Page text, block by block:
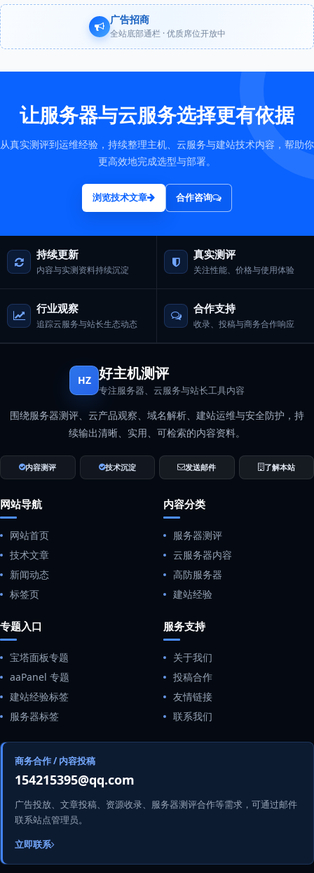
广告招商
全站底部通栏 · 优质席位开放中
让服务器与云服务选择更有依据
从真实测评到运维经验，持续整理主机、云服务与建站技术内容，帮助你
更高效地完成选型与部署。
浏览技术文章 合作咨询
持续更新
内容与实测资料持续沉淀
真实测评
关注性能、价格与使用体验
行业观察
追踪云服务与站长生态动态
合作支持
收录、投稿与商务合作响应
HZ 好主机测评
专注服务器、云服务与站长工具内容
围绕服务器测评、云产品观察、域名解析、建站运维与安全防护，持
续输出清晰、实用、可检索的内容资料。
内容测评 技术沉淀 发送邮件 了解本站
网站导航
网站首页
技术文章
新闻动态
标签页
内容分类
服务器测评
云服务器内容
高防服务器
建站经验
专题入口
宝塔面板专题
aaPanel 专题
建站经验标签
服务器标签
服务支持
关于我们
投稿合作
友情链接
联系我们
商务合作 / 内容投稿
154215395@qq.com
广告投放、文章投稿、资源收录、服务器测评合作等需求，可通过邮件
联系站点管理员。
立即联系